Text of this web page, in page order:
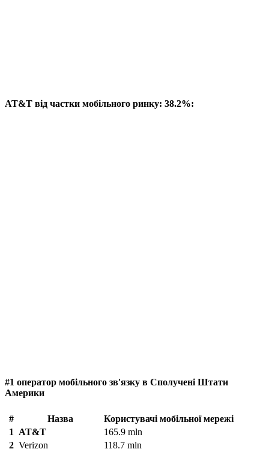
AT&T від частки мобільного ринку: 38.2%:
#1 оператор мобільного зв'язку в Сполучені Штати
Америки
# Назва
Користувачі мобільної мережі
1
AT&T
165.9 mln
2 Verizon 118.7 mln